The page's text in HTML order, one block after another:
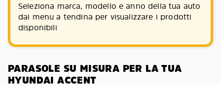
Seleziona marca, modello e anno della tua auto
dai menu a tendina per visualizzare i prodotti
disponibili
PARASOLE SU MISURA PER LA TUA
HYUNDAI ACCENT